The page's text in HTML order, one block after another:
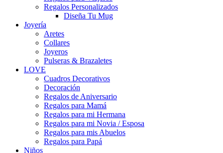
Regalos Personalizados
Diseña Tu Mug
Joyería
Aretes
Collares
Joyeros
Pulseras & Brazaletes
LOVE
Cuadros Decorativos
Decoración
Regalos de Aniversario
Regalos para Mamá
Regalos para mi Hermana
Regalos para mi Novia / Esposa
Regalos para mis Abuelos
Regalos para Papá
Niños